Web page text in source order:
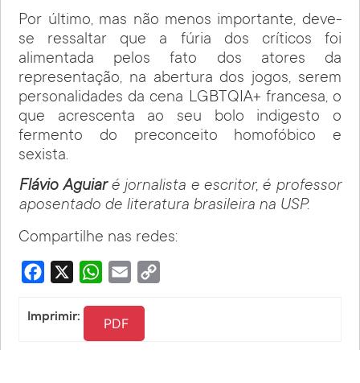
Por último, mas não menos importante, deve-
se ressaltar que a fúria dos críticos foi
alimentada pelos fato dos atores da
representação, na abertura dos jogos, serem
personalidades da cena LGBTQIA+ francesa, o
que acrescenta ao seu bolo indigesto o
fermento do preconceito homofóbico e
sexista.
Flávio Aguiaré jornalista e escritor, é professor
aposentado de literatura brasileira na USP.
Compartilhe nas redes:
Facebook WhatsApp
Email
Imprimir: PDF